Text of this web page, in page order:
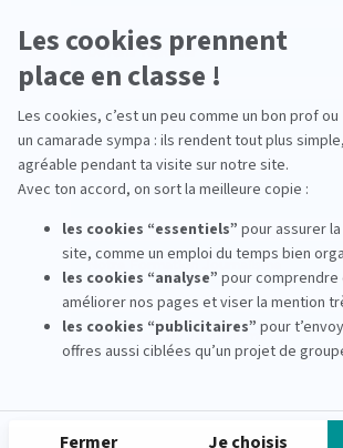
Devenir reporter
Journaliste enquêteur
Découvrir l'EFJ
Notre Formation Journalisme
Les Métiers du Journalisme